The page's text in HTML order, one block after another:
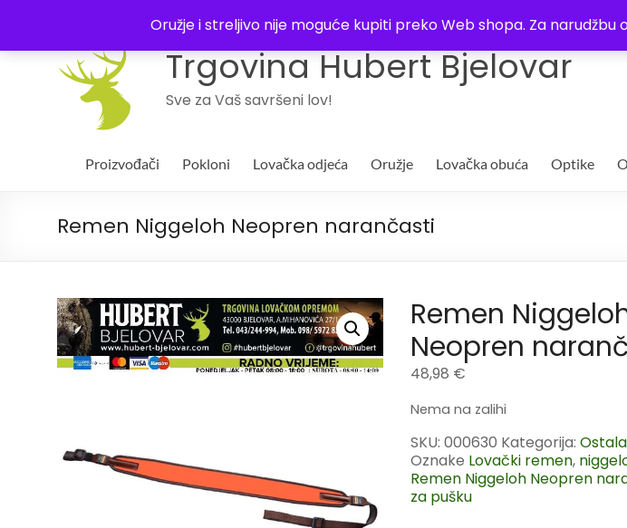
Oružje i streljivo nije moguće kupiti preko Web shopa. Za
Trgovina Hubert Bjelovar
Sve za Vaš savršeni lov!
Proizvođači Pokloni Lovačka odjeća Oružje Lovačka obuća Optike
Remen Niggeloh Neopren narančasti
Remen
Neopren
48,98 €
Nema na zalihi
SKU: 000630 Kategorija:
Oznake Lovački remen,
Remen Niggeloh Neopren
za pušku